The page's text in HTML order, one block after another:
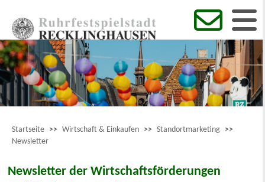
Startseite >> Wirtschaft & Einkaufen >> Standortmarketing >>
Newsletter
Newsletter der Wirtschaftsförderungen